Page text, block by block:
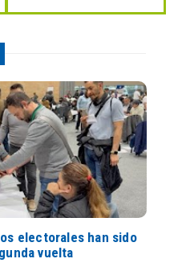
electorales han sido
vuelta